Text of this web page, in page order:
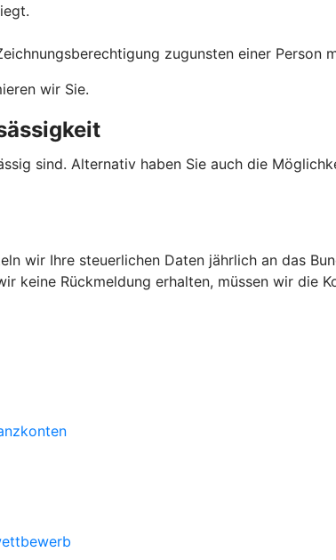
zugunsten einer Person
wir Sie.
sind. Alternativ haben Sie auch die
wir Ihre steuerlichen Daten jährlich an das
keine Rückmeldung erhalten, müssen wir die